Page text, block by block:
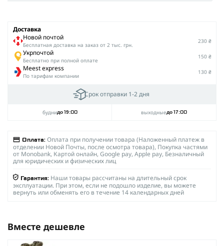
Доставка
Новой почтой
Беcплатная доставка на заказ от 2 тыс. грн.
230 ₴
Укрпочтой
Бесплатно при полной оплате
150 ₴
Meest express
По тарифам компании
130 ₴
Срок отправки 1-2 дня
буднидо 19:00 выходныедо 17:00
Оплата: Оплата при получении товара (Наложенный платеж в
отделении Новой Почты, после осмотра товара), Покупка частями
от Monobank, Картой онлайн, Google pay, Apple pay, Безналичный
для юридических и физических лиц
Гарантия: Наши товары рассчитаны на длительный срок
эксплуатации. При этом, если не подошло изделие, вы можете
вернуть или обменять его в течение 14 календарных дней
Вместе дешевле